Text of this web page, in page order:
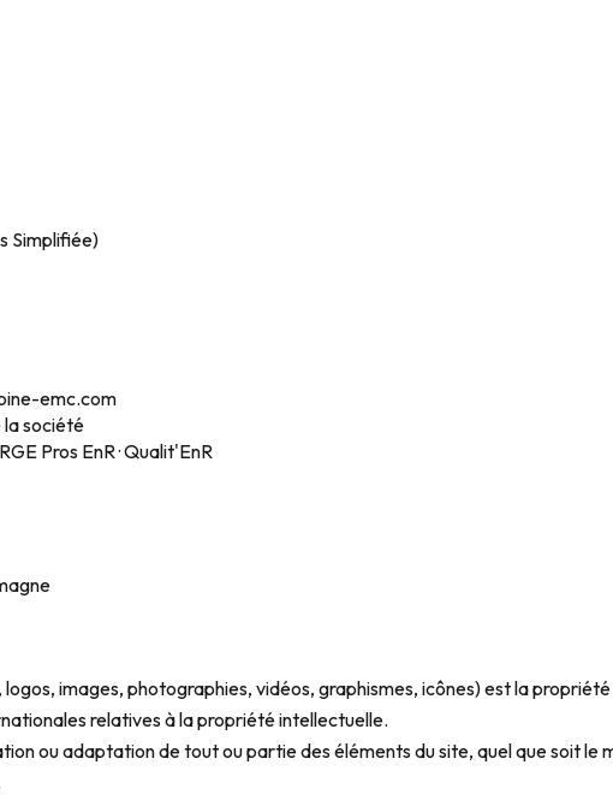
Simplifiée)
emc.com
la société
Pros EnR · Qualit'EnR
images, photographies, vidéos, graphismes, icônes) est la
relatives à la propriété intellectuelle.
ou adaptation de tout ou partie des éléments du site, quel que soit le